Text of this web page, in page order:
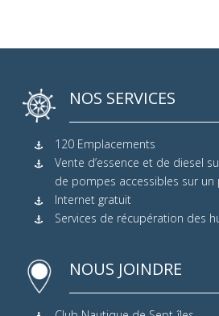
NOS SERVICES
120 Emplacements
Vente d’essence et de diesel
de pompes accessibles sur
Internet gratuit
Services de récupération des
NOUS JOINDRE